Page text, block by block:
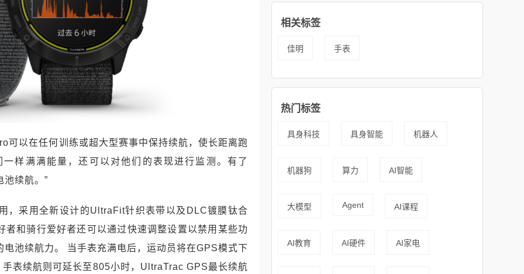
以在任何训练或超大型赛事中保持续航，使长距离跑
样满满能量，还可以对他们的表现进行监测。有了
续航。”
，采用全新设计的UltraFit针织表带以及DLC镀膜钛合
和骑行爱好者还可以通过快速调整设置以禁用某些功
池续航力。 当手表充满电后，运动员将在GPS模式下
表续航则可延长至805小时，UltraTrac GPS最长续航
相关标签
佳明 手表
热门标签
具身科技 具身智能 机器人
机器狗 算力 AI智能
大模型 Agent AI课程
AI教育 AI硬件 AI家电